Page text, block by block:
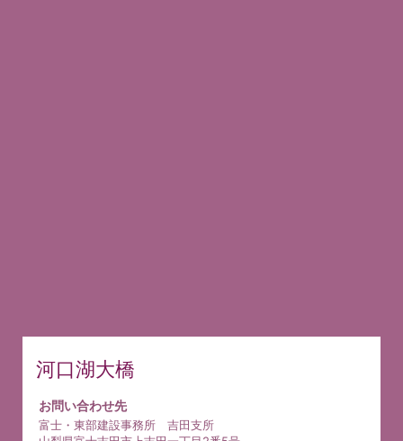
河口湖大橋
お問い合わせ先
富士・東部建設事務所 吉田支所